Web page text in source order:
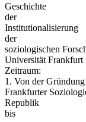
Geschichte
der
Institutionalisierung
der
soziologischen
Universität Frankfurt
Zeitraum:
1. Von der
Frankfurter
Republik
bis